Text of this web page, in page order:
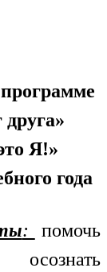
Я!»
года
:
помочь